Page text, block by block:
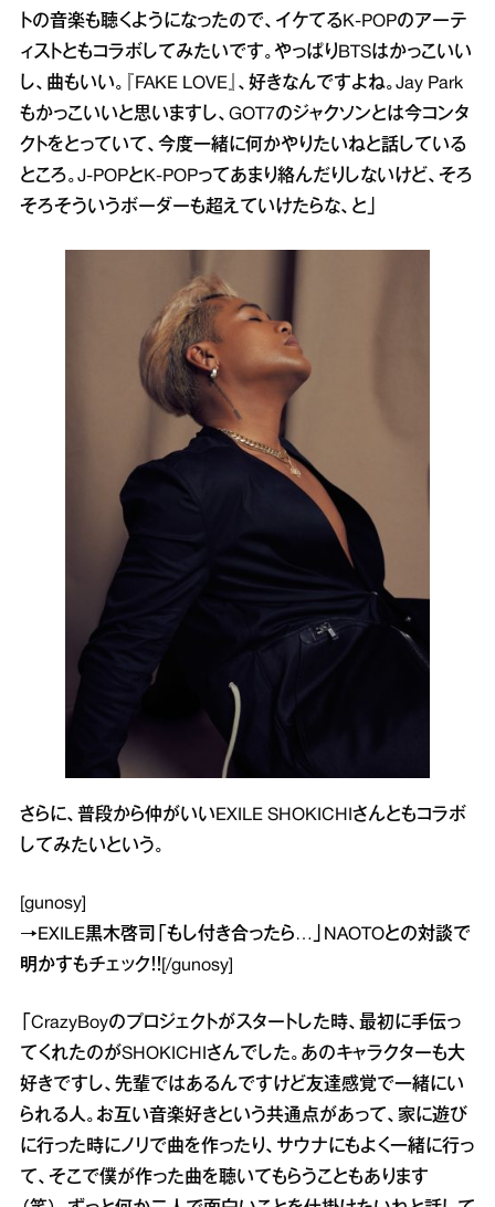
トの音楽も聴くようになったので、イケてるK‐POPのアーテ
ィストともコラボしてみたいです。やっぱりBTSはかっこいい
し、曲もいい。『FAKE LOVE』、好きなんですよね。Jay Park
もかっこいいと思いますし、GOT7のジャクソンとは今コンタ
クトをとっていて、今度一緒に何かやりたいねと話している
ところ。J‐POPとK‐POPってあまり絡んだりしないけど、そろ
そろそういうボーダーも超えていけたらな、と」
さらに、普段から仲がいいEXILE SHOKICHIさんともコラボ
してみたいという。
[gunosy]
→ EXILE黒木啓司「もし付き合ったら…」NAOTOとの対談で
明かす もチェック！！[/gunosy]
「CrazyBoyのプロジェクトがスタートした時、最初に手伝っ
てくれたのがSHOKICHIさんでした。あのキャラクターも大
好きですし、先輩ではあるんですけど友達感覚で一緒にい
られる人。お互い音楽好きという共通点があって、家に遊び
に行った時にノリで曲を作ったり、サウナにもよく一緒に行っ
て、そこで僕が作った曲を聴いてもらうこともあります